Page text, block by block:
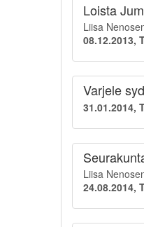
Loista
Liisa
08.12.2013,
Varjele
31.01.2014,
Liisa
24.08.2014,